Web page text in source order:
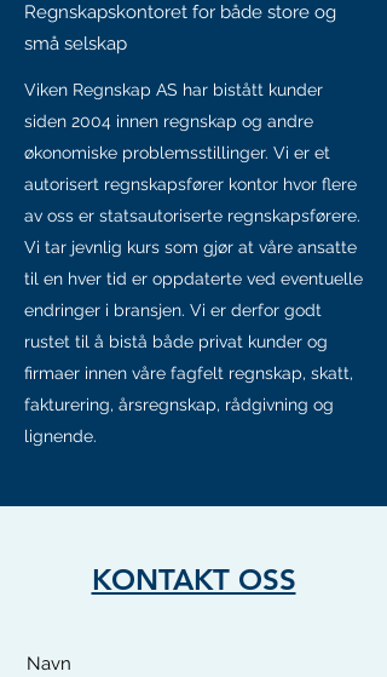
Regnskapskontoret for både store og
små selskap
Viken Regnskap AS har bistått kunder
siden 2004 innen regnskap og andre
økonomiske problemsstillinger. Vi er et
autorisert regnskapsfører kontor hvor flere
av oss er statsautoriserte regnskapsførere.
Vi tar jevnlig kurs som gjør at våre ansatte
til en hver tid er oppdaterte ved eventuelle
endringer i bransjen. Vi er derfor godt
rustet til å bistå både privat kunder og
firmaer innen våre fagfelt regnskap, skatt,
fakturering, årsregnskap, rådgivning og
lignende.
KONTAKT OSS